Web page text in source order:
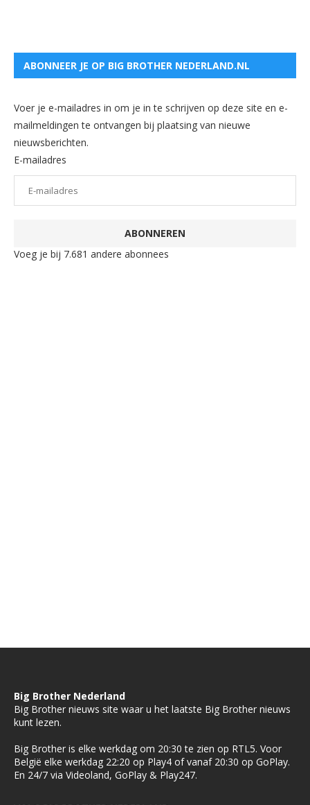
ABONNEER JE OP BIG BROTHER NEDERLAND.NL
Voer je e-mailadres in om je in te schrijven op deze site en e-
mailmeldingen te ontvangen bij plaatsing van nieuwe
nieuwsberichten.
E-mailadres
ABONNEREN
Voeg je bij 7.681 andere abonnees
Big Brother Nederland
Big Brother nieuws site waar u het laatste Big Brother nieuws
kunt lezen.
Big Brother is elke werkdag om 20:30 te zien op RTL5. Voor
België elke werkdag 22:20 op Play4 of vanaf 20:30 op GoPlay.
En 24/7 via Videoland, GoPlay & Play247.